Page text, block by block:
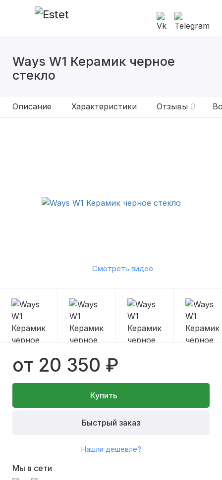
Ways W1 Керамик черное
стекло
Описание Характеристики Отзывы 0
Смотреть видео
от 20 350 ₽
Купить
Быстрый заказ
Нашли дешевле?
Мы в сети